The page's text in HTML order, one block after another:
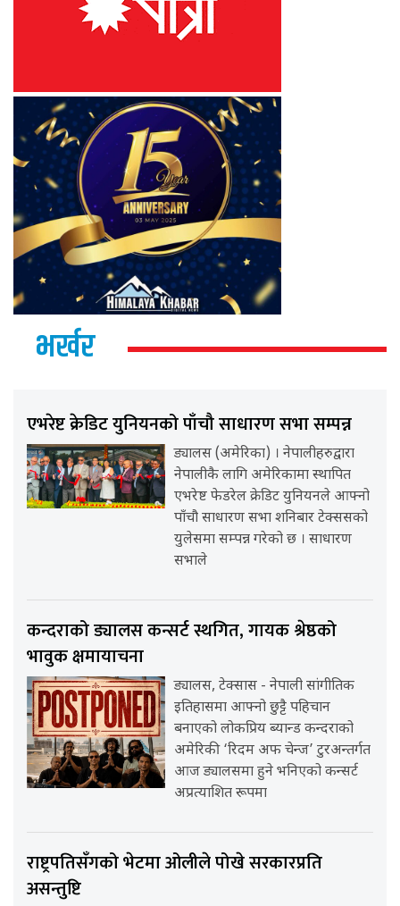
भर्खर
एभरेष्ट क्रेडिट युनियनको पाँचौ साधारण सभा सम्पन्न
ड्यालस (अमेरिका) । नेपालीहरुद्वारा
नेपालीकै लागि अमेरिकामा स्थापित
एभरेष्ट फेडरेल क्रेडिट युनियनले आफ्नो
पाँचौ साधारण सभा शनिबार टेक्ससको
युलेसमा सम्पन्न गरेको छ । साधारण
सभाले
कन्दराको ड्यालस कन्सर्ट स्थगित, गायक श्रेष्ठको
भावुक क्षमायाचना
ड्यालस, टेक्सास - नेपाली सांगीतिक
इतिहासमा आफ्नो छुट्टै पहिचान
बनाएको लोकप्रिय ब्यान्ड कन्दराको
अमेरिकी ‘रिदम अफ चेन्ज’ टुरअन्तर्गत
आज ड्यालसमा हुने भनिएको कन्सर्ट
अप्रत्याशित रूपमा
राष्ट्रपतिसँगको भेटमा ओलीले पोखे सरकारप्रति
असन्तुष्टि